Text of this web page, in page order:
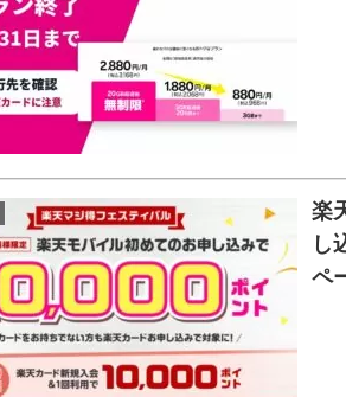
楽
し
ペ